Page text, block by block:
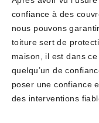
confiance à des
nous pouvons
toiture sert de
maison, il est dans
quelqu’un de
poser une confiance
des interventions